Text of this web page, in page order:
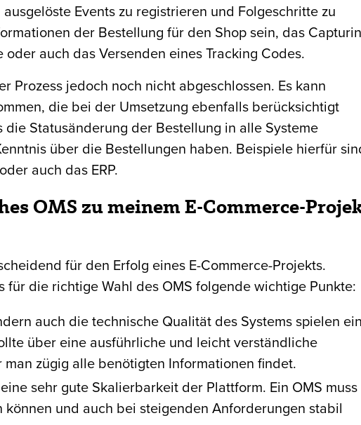
Events zu registrieren und Folgeschritte zu
der Bestellung für den Shop sein, das
auch das Versenden eines Tracking Codes.
Prozess jedoch noch nicht abgeschlossen. Es kann
die bei der Umsetzung ebenfalls berücksichtigt
Statusänderung der Bestellung in alle Systeme
über die Bestellungen haben. Beispiele hierfür
auch das ERP.
OMS zu meinem E-Commerce-
für den Erfolg eines E-Commerce-Projekts.
für die richtige Wahl des OMS folgende wichtige Punkte:
auch die technische Qualität des Systems spielen
über eine ausführliche und leicht verständliche
zügig alle benötigten Informationen findet.
sehr gute Skalierbarkeit der Plattform. Ein OMS muss
und auch bei steigenden Anforderungen stabil